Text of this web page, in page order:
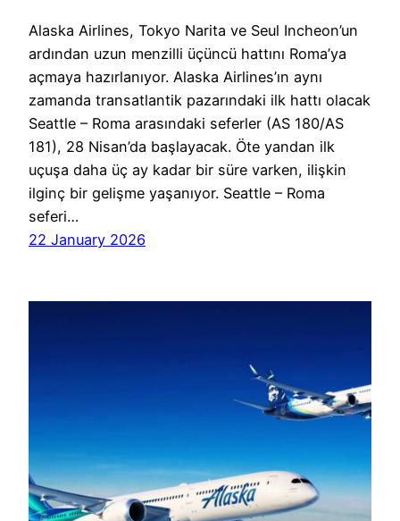
Alaska Airlines, Tokyo Narita ve Seul Incheon’un
ardından uzun menzilli üçüncü hattını Roma’ya
açmaya hazırlanıyor. Alaska Airlines’ın aynı
zamanda transatlantik pazarındaki ilk hattı olacak
Seattle – Roma arasındaki seferler (AS 180/AS
181), 28 Nisan’da başlayacak. Öte yandan ilk
uçuşa daha üç ay kadar bir süre varken, ilişkin
ilginç bir gelişme yaşanıyor. Seattle – Roma
seferi…
22 January 2026